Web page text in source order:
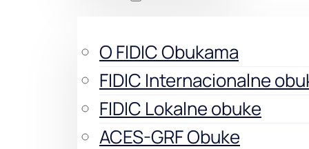
O FIDIC Obukama
FIDIC Internacionalne
FIDIC Lokalne obuke
ACES-GRF Obuke